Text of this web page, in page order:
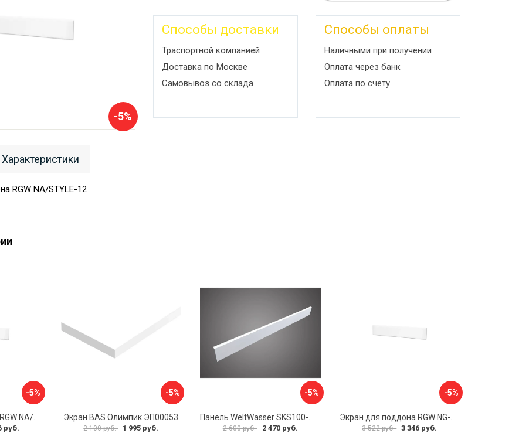
-5%
Способы доставки
Траспортной компанией
Доставка по Москве
Самовывоз со склада
Способы оплаты
Наличными при получении
Оплата через банк
Оплата по счету
Характеристики
RGW NA/STYLE-12
-5%
руб.
-5%
Экран BAS Олимпик ЭП00053
2 100 руб. 1 995 руб.
-5%
2 600 руб. 2 470 руб.
-5%
3 522 руб. 3 346 руб.